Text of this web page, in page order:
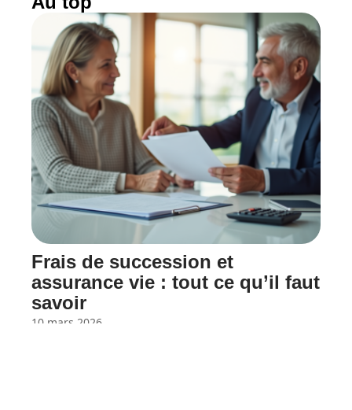
Frais de succession et
assurance vie : tout ce qu’il faut
savoir
10 mars 2026